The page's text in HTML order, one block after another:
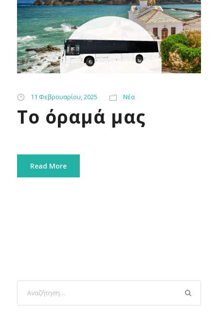
11 Φεβρουαρίου, 2025 Νέα
Το όραμά μας
Read More